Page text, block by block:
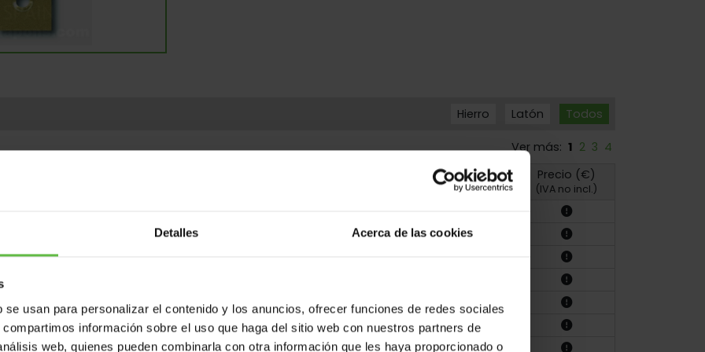
Detalles Acerca de las cookies
usan para personalizar el contenido y los anuncios, ofrecer funciones de redes sociales
información sobre el uso que haga del sitio web con nuestros partners de
web, quienes pueden combinarla con otra información que les haya proporcionado o
Hierro Latón Todos
Ver más: 1 2 3 4
Plano Precio (€)
(IVA no incl.)